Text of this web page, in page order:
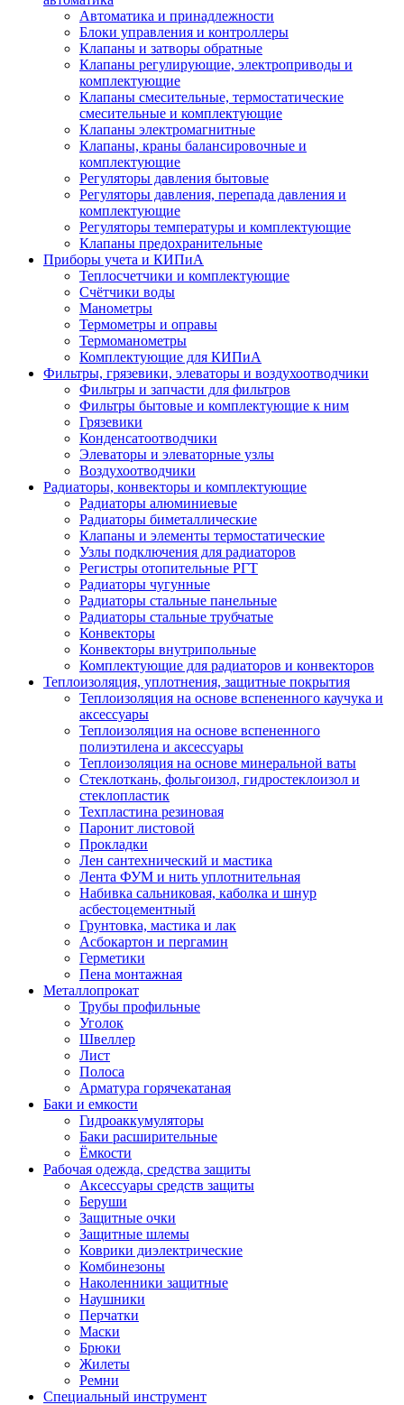
Автоматика и принадлежности
Блоки управления и контроллеры
Клапаны и затворы обратные
Клапаны регулирующие, электроприводы и
комплектующие
Клапаны смесительные, термостатические
смесительные и комплектующие
Клапаны электромагнитные
Клапаны, краны балансировочные и
комплектующие
Регуляторы давления бытовые
Регуляторы давления, перепада давления и
комплектующие
Регуляторы температуры и комплектующие
Клапаны предохранительные
Приборы учета и КИПиА
Теплосчетчики и комплектующие
Счётчики воды
Манометры
Термометры и оправы
Термоманометры
Комплектующие для КИПиА
Фильтры, грязевики, элеваторы и воздухоотводчики
Фильтры и запчасти для фильтров
Фильтры бытовые и комплектующие к ним
Грязевики
Конденсатоотводчики
Элеваторы и элеваторные узлы
Воздухоотводчики
Радиаторы, конвекторы и комплектующие
Радиаторы алюминиевые
Радиаторы биметаллические
Клапаны и элементы термостатические
Узлы подключения для радиаторов
Регистры отопительные РГТ
Радиаторы чугунные
Радиаторы стальные панельные
Радиаторы стальные трубчатые
Конвекторы
Конвекторы внутрипольные
Комплектующие для радиаторов и конвекторов
Теплоизоляция, уплотнения, защитные покрытия
Теплоизоляция на основе вспененного каучука и
аксессуары
Теплоизоляция на основе вспененного
полиэтилена и аксессуары
Теплоизоляция на основе минеральной ваты
Стеклоткань, фольгоизол, гидростеклоизол и
стеклопластик
Техпластина резиновая
Паронит листовой
Прокладки
Лен сантехнический и мастика
Лента ФУМ и нить уплотнительная
Набивка сальниковая, каболка и шнур
асбестоцементный
Грунтовка, мастика и лак
Асбокартон и пергамин
Герметики
Пена монтажная
Металлопрокат
Трубы профильные
Уголок
Швеллер
Лист
Полоса
Арматура горячекатаная
Баки и емкости
Гидроаккумуляторы
Баки расширительные
Ёмкости
Рабочая одежда, средства защиты
Аксессуары средств защиты
Беруши
Защитные очки
Защитные шлемы
Коврики диэлектрические
Комбинезоны
Наколенники защитные
Наушники
Перчатки
Маски
Брюки
Жилеты
Ремни
Специальный инструмент